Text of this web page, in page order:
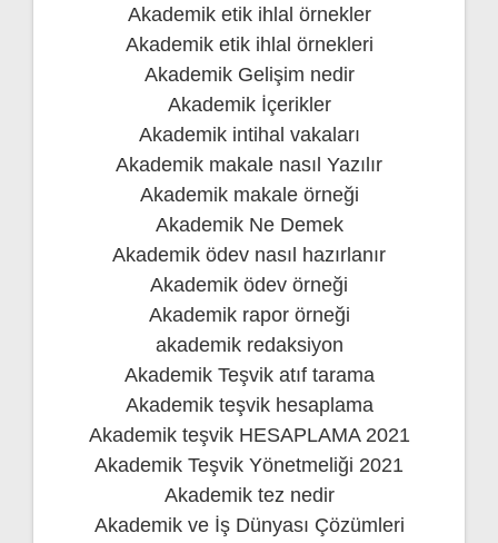
Akademik etik ihlal örnekler
Akademik etik ihlal örnekleri
Akademik Gelişim nedir
Akademik İçerikler
Akademik intihal vakaları
Akademik makale nasıl Yazılır
Akademik makale örneği
Akademik Ne Demek
Akademik ödev nasıl hazırlanır
Akademik ödev örneği
Akademik rapor örneği
akademik redaksiyon
Akademik Teşvik atıf tarama
Akademik teşvik hesaplama
Akademik teşvik HESAPLAMA 2021
Akademik Teşvik Yönetmeliği 2021
Akademik tez nedir
Akademik ve İş Dünyası Çözümleri